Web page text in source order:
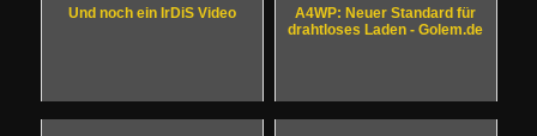
Und noch ein IrDiS Video
A4WP: Neuer Standard für
drahtloses Laden - Golem.de